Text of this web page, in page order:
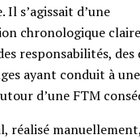
Il s’agissait d’une
chronologique
responsabilités, des
ayant conduit à
d’une FTM
réalisé